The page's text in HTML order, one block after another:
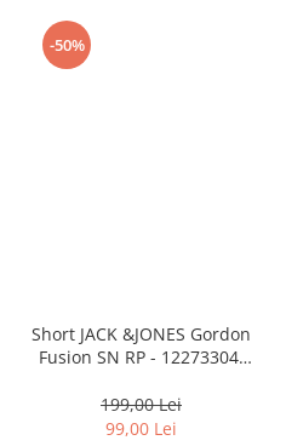
-50%
Short JACK &JONES Gordon
Fusion SN RP - 12273304-
199,00 Lei
99,00 Lei